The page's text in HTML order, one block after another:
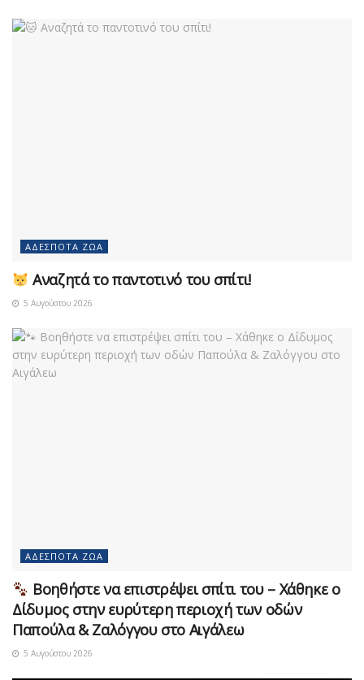
ΑΔΈΣΠΟΤΑ ΖΏΑ
Αναζητά το παντοτινό του σπίτι!
5 Αυγούστου 2026
ΑΔΈΣΠΟΤΑ ΖΏΑ
Βοηθήστε να επιστρέψει σπίτι του – Χάθηκε ο
Δίδυμος στην ευρύτερη περιοχή των οδών
Παπούλα & Ζαλόγγου στο Αιγάλεω
5 Αυγούστου 2026